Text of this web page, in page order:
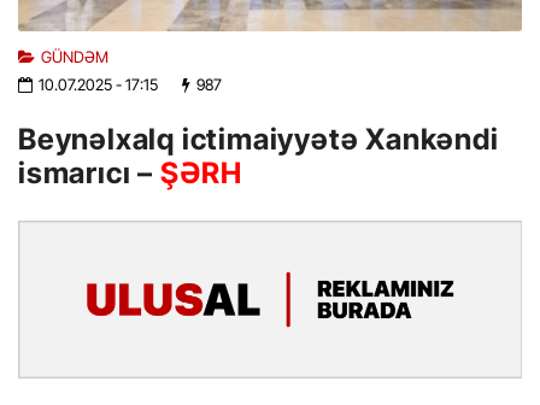
GÜNDƏM
10.07.2025- 17:15 987
Beynəlxalq ictimaiyyətə Xankəndi
ismarıcı – ŞƏRH